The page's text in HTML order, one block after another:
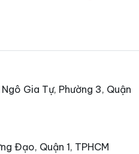
Gia Tự, Phường 3, Quận
Đạo, Quận 1, TPHCM